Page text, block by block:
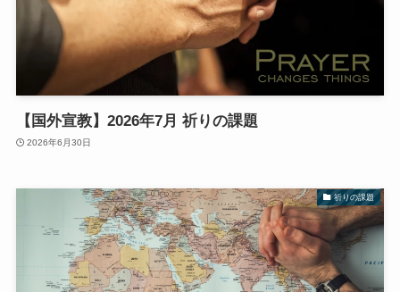
【国外宣教】2026年7月 祈りの課題
2026年6月30日
祈りの課題